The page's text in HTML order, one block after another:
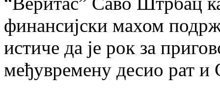
финансијски махом
истиче да је рок за
међувремену десио рат и